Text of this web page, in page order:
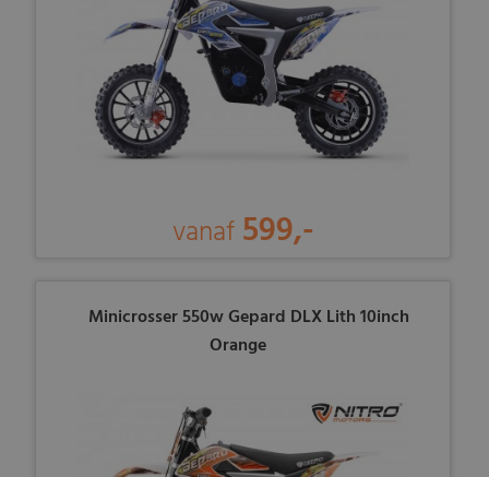
vanaf 599,-
Minicrosser 550w Gepard DLX Lith 10inch
Orange